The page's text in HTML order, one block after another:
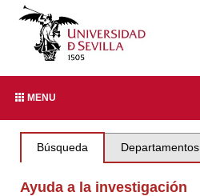
MENU
Búsqueda Departamentos
Ayuda a la investigación